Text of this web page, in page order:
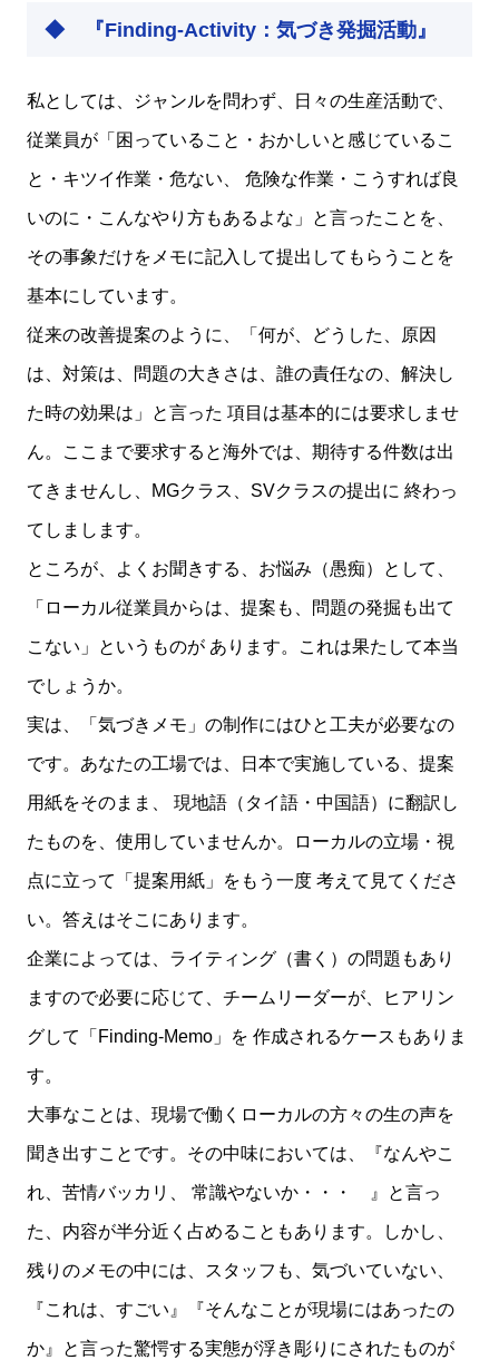
◆ 『Finding‐Activity：気づき発掘活動』
私としては、ジャンルを問わず、日々の生産活動で、
従業員が「困っていること・おかしいと感じているこ
と・キツイ作業・危ない、 危険な作業・こうすれば良
いのに・こんなやり方もあるよな」と言ったことを、
その事象だけをメモに記入して提出してもらうことを
基本にしています。
従来の改善提案のように、「何が、どうした、原因
は、対策は、問題の大きさは、誰の責任なの、解決し
た時の効果は」と言った 項目は基本的には要求しませ
ん。ここまで要求すると海外では、期待する件数は出
てきませんし、MGクラス、SVクラスの提出に 終わっ
てしまします。
ところが、よくお聞きする、お悩み（愚痴）として、
「ローカル従業員からは、提案も、問題の発掘も出て
こない」というものが あります。これは果たして本当
でしょうか。
実は、「気づきメモ」の制作にはひと工夫が必要なの
です。あなたの工場では、日本で実施している、提案
用紙をそのまま、 現地語（タイ語・中国語）に翻訳し
たものを、使用していませんか。ローカルの立場・視
点に立って「提案用紙」をもう一度 考えて見てくださ
い。答えはそこにあります。
企業によっては、ライティング（書く）の問題もあり
ますので必要に応じて、チームリーダーが、ヒアリン
グして「Finding-Memo」を 作成されるケースもありま
す。
大事なことは、現場で働くローカルの方々の生の声を
聞き出すことです。その中味においては、『なんやこ
れ、苦情バッカリ、 常識やないか・・・ 』と言っ
た、内容が半分近く占めることもあります。しかし、
残りのメモの中には、スタッフも、気づいていない、
『これは、すごい』『そんなことが現場にはあったの
か』と言った驚愕する実態が浮き彫りにされたものが